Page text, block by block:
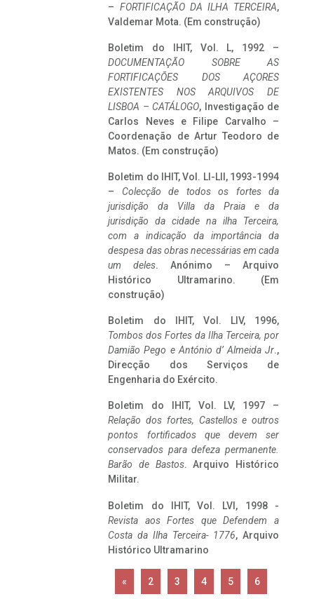
– FORTIFICAÇÃO DA ILHA TERCEIRA,
Valdemar Mota. (Em construção)
Boletim do IHIT, Vol. L, 1992 –
DOCUMENTAÇÃO SOBRE AS
FORTIFICAÇÕES DOS AÇORES
EXISTENTES NOS ARQUIVOS DE
LISBOA – CATÁLOGO, Investigação de
Carlos Neves e Filipe Carvalho –
Coordenação de Artur Teodoro de
Matos. (Em construção)
Boletim do IHIT, Vol. LI-LII, 1993-1994
– Colecção de todos os fortes da
jurisdição da Villa da Praia e da
jurisdição da cidade na ilha Terceira,
com a indicação da importância da
despesa das obras necessárias em cada
um deles. Anónimo – Arquivo
Histórico Ultramarino. (Em
construção)
Boletim do IHIT, Vol. LIV, 1996,
Tombos dos Fortes da Ilha Terceira, por
Damião Pego e António d’ Almeida Jr.,
Direcção dos Serviços de
Engenharia do Exército.
Boletim do IHIT, Vol. LV, 1997 –
Relação dos fortes, Castellos e outros
pontos fortificados que devem ser
conservados para defeza permanente.
Barão de Bastos. Arquivo Histórico
Militar.
Boletim do IHIT, Vol. LVI, 1998 -
Revista aos Fortes que Defendem a
Costa da Ilha Terceira- 1776, Arquivo
Histórico Ultramarino
« 2 3 4 5 6